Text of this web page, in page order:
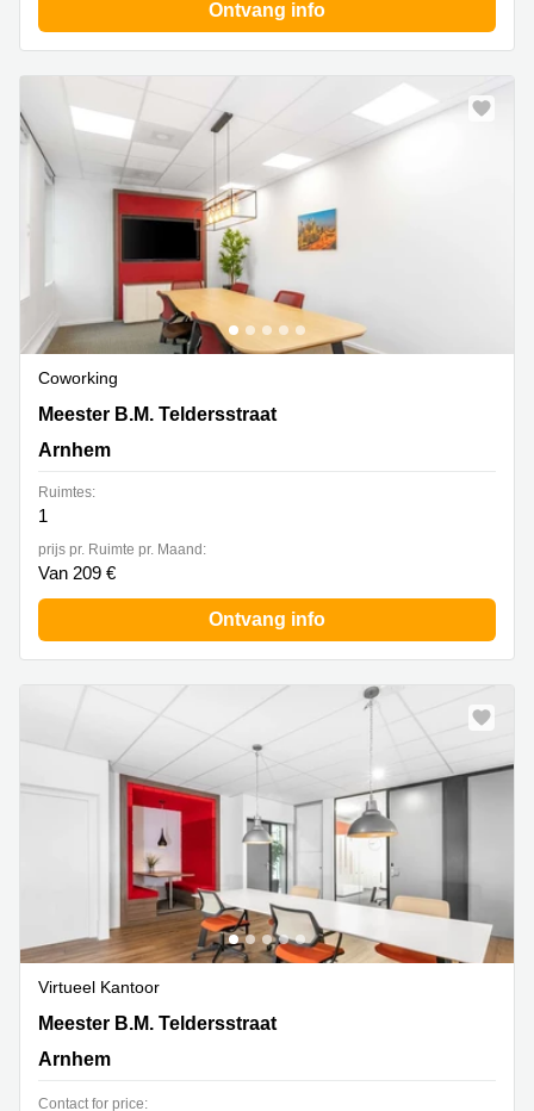
in Arnhem
Coworking
space
Zwolle
Coworking
Haarlem
Huren
Hengelo
Bedrijfsruimte
Huren in
Nijmegen
Ontvang info
Coworking
Meester B.M. Teldersstraat 7, Arnhem
Meester B.M. Teldersstraat
Arnhem
Ruimtes:
1
prijs pr. Ruimte pr. Maand:
Van 209 €
Ontvang info
Virtueel Kantoor
Meester B.M. Teldersstraat 7, Arnhem
Meester B.M. Teldersstraat
Arnhem
Contact for price: